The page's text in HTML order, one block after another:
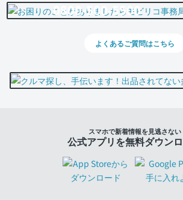
0800-500-5500
よくあるご質問はこちら
スマホで新着情報を見逃さない
公式アプリを無料ダウン